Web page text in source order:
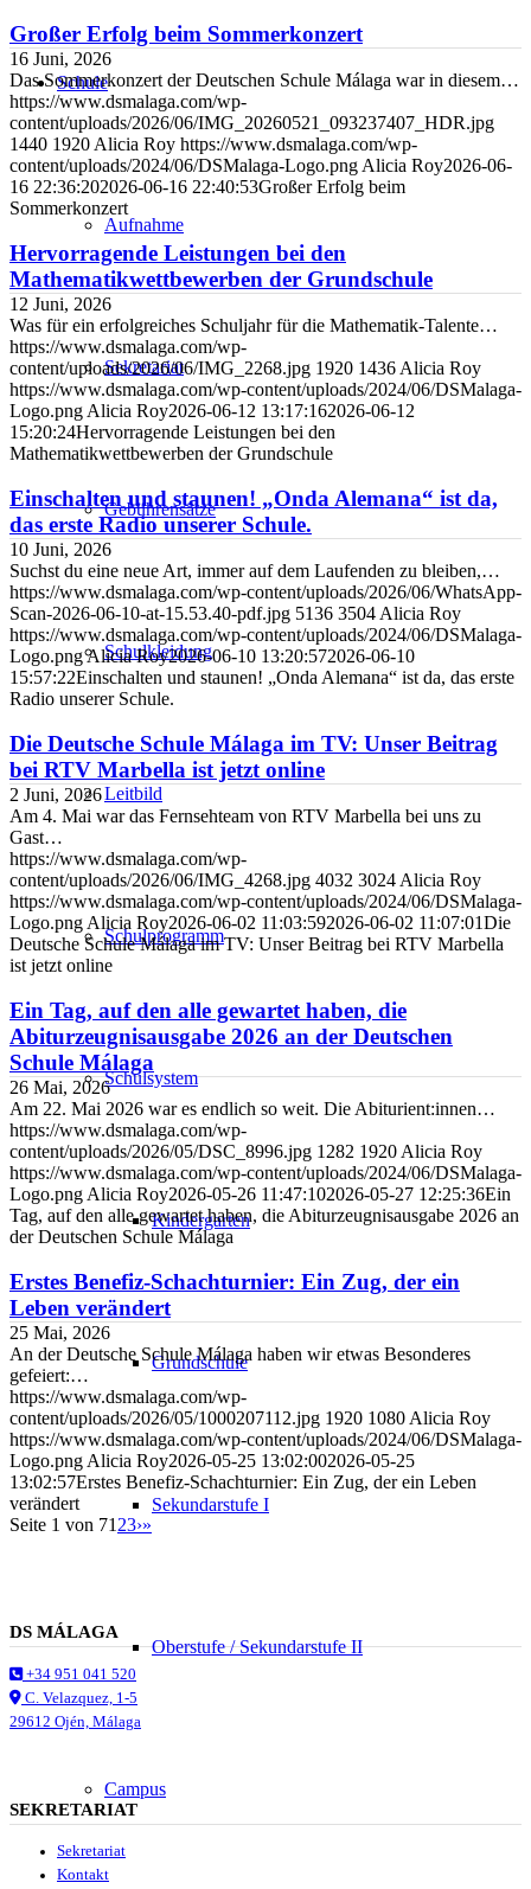
Schule
Aufnahme
Sekretariat
Gebührensätze
Schulkleidung
Leitbild
Schulprogramm
Schulsystem
Kindergarten
Grundschule
Sekundarstufe I
Oberstufe / Sekundarstufe II
Campus
Großer Erfolg beim Sommerkonzert
16 Juni, 2026
Das Sommerkonzert der Deutschen Schule Málaga war in diesem…
https://www.dsmalaga.com/wp-
content/uploads/2026/06/IMG_20260521_093237407_HDR.jpg
1440 1920 Alicia Roy https://www.dsmalaga.com/wp-
content/uploads/2024/06/DSMalaga-Logo.png Alicia Roy2026-06-
16 22:36:202026-06-16 22:40:53Großer Erfolg beim
Sommerkonzert
Hervorragende Leistungen bei den
Mathematikwettbewerben der Grundschule
12 Juni, 2026
Was für ein erfolgreiches Schuljahr für die Mathematik-Talente…
https://www.dsmalaga.com/wp-
content/uploads/2026/06/IMG_2268.jpg 1920 1436 Alicia Roy
https://www.dsmalaga.com/wp-content/uploads/2024/06/DSMalaga-
Logo.png Alicia Roy2026-06-12 13:17:162026-06-12
15:20:24Hervorragende Leistungen bei den
Mathematikwettbewerben der Grundschule
Einschalten und staunen! „Onda Alemana“ ist da,
das erste Radio unserer Schule.
10 Juni, 2026
Suchst du eine neue Art, immer auf dem Laufenden zu bleiben,…
https://www.dsmalaga.com/wp-content/uploads/2026/06/WhatsApp-
Scan-2026-06-10-at-15.53.40-pdf.jpg 5136 3504 Alicia Roy
https://www.dsmalaga.com/wp-content/uploads/2024/06/DSMalaga-
Logo.pngAlicia Roy2026-06-10 13:20:572026-06-10
15:57:22Einschalten und staunen! „Onda Alemana“ ist da, das erste
Radio unserer Schule.
Die Deutsche Schule Málaga im TV: Unser Beitrag
bei RTV Marbella ist jetzt online
2 Juni, 2026
Am 4. Mai war das Fernsehteam von RTV Marbella bei uns zu
Gast…
https://www.dsmalaga.com/wp-
content/uploads/2026/06/IMG_4268.jpg 4032 3024 Alicia Roy
https://www.dsmalaga.com/wp-content/uploads/2024/06/DSMalaga-
Logo.png Alicia Roy2026-06-02 11:03:592026-06-02 11:07:01Die
Deutsche Schule Málaga im TV: Unser Beitrag bei RTV Marbella
ist jetzt online
Ein Tag, auf den alle gewartet haben, die
Abiturzeugnisausgabe 2026 an der Deutschen
Schule Málaga
26 Mai, 2026
Am 22. Mai 2026 war es endlich so weit. Die Abiturient:innen…
https://www.dsmalaga.com/wp-
content/uploads/2026/05/DSC_8996.jpg 1282 1920 Alicia Roy
https://www.dsmalaga.com/wp-content/uploads/2024/06/DSMalaga-
Logo.png Alicia Roy2026-05-26 11:47:102026-05-27 12:25:36Ein
Tag, auf den alle gewartet haben, die Abiturzeugnisausgabe 2026 an
der Deutschen Schule Málaga
Erstes Benefiz-Schachturnier: Ein Zug, der ein
Leben verändert
25 Mai, 2026
An der Deutsche Schule Málaga haben wir etwas Besonderes
gefeiert:…
https://www.dsmalaga.com/wp-
content/uploads/2026/05/1000207112.jpg 1920 1080 Alicia Roy
https://www.dsmalaga.com/wp-content/uploads/2024/06/DSMalaga-
Logo.png Alicia Roy2026-05-25 13:02:002026-05-25
13:02:57Erstes Benefiz-Schachturnier: Ein Zug, der ein Leben
verändert
Seite 1 von 71 23›»
DS MÁLAGA
+34 951 041 520
C. Velazquez, 1-5
29612 Ojén, Málaga
SEKRETARIAT
Sekretariat
Kontakt